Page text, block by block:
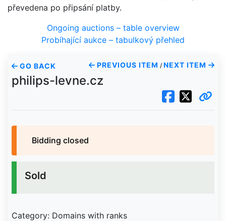
převedena po připsání platby.
Ongoing auctions – table overview
Probíhající aukce – tabulkový přehled
GO BACK PREVIOUS ITEM / NEXT ITEM
philips-levne.cz
Bidding closed
Sold
Category: Domains with ranks